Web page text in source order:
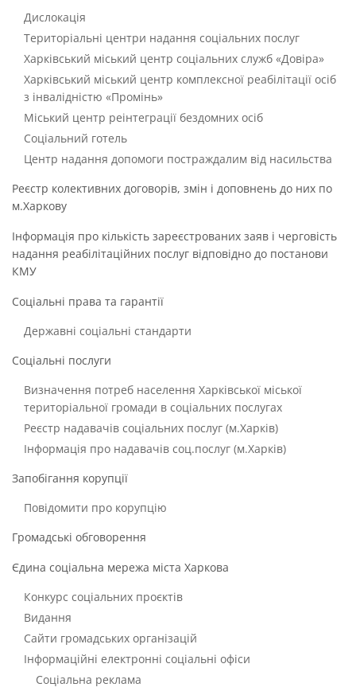
Дислокація
Територіальні центри надання соціальних послуг
Харківський міський центр соціальних служб «Довіра»
Харківський міський центр комплексної реабілітації осіб
з інвалідністю «Промінь»
Міський центр реінтеграції бездомних осіб
Соціальний готель
Центр надання допомоги постраждалим від насильства
Реєстр колективних договорів, змін і доповнень до них по
м.Харкову
Інформація про кількість зареєстрованих заяв і черговість
надання реабілітаційних послуг відповідно до постанови
КМУ
Соціальні права та гарантії
Державні соціальні стандарти
Соціальні послуги
Визначення потреб населення Харківської міської
територіальної громади в соціальних послугах
Реєстр надавачів соціальних послуг (м.Харків)
Інформація про надавачів соц.послуг (м.Харків)
Запобігання корупції
Повідомити про корупцію
Громадські обговорення
Єдина соціальна мережа міста Харкова
Конкурс соціальних проєктів
Видання
Сайти громадських організацій
Інформаційні електронні соціальні офіси
Соціальна реклама